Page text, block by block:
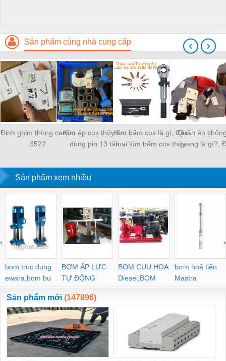
Sản phẩm cùng nhà cung cấp
Đinh ghim thùng carton
3522
Kìm ép cos thủy lực
dùng pin 13 tấn
Kìm bấm cos là gì, Các
loại kìm bấm cos thủy
Quần áo
quang là gì?,
‹ ›
Sản phẩm xem nhiều
bom truc dung
ewara,bom bu
ewara
BƠM ÁP LỰC
TỰ ĐỘNG
BOM CUU HOA
Diesel,BOM
CHUA CHAY
bơm hoả tiển
Mastra
‹ ›
Sản phẩm mới (147896)